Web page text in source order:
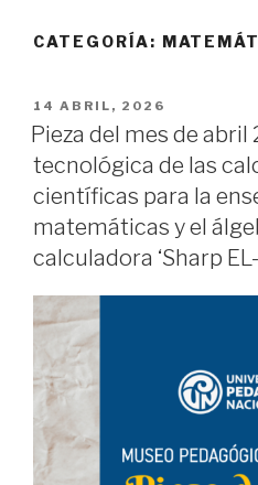
CATEGORÍA:
PUBLICADO
EL
14 ABRIL, 2026
Pieza del mes de
tecnológica de las
científicas para la
matemáticas y el
calculadora ‘Sharp